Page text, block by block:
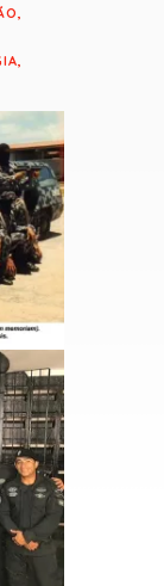
,
,